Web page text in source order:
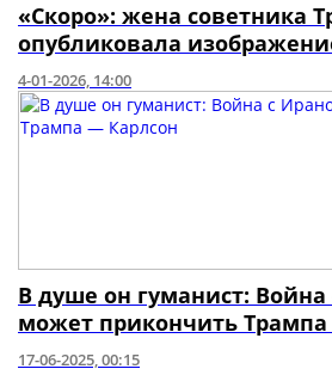
«Скоро»: жена советника
опубликовала
4-01-2026, 14:00
В душе он гуманист:
может прикончить
17-06-2025, 00:15